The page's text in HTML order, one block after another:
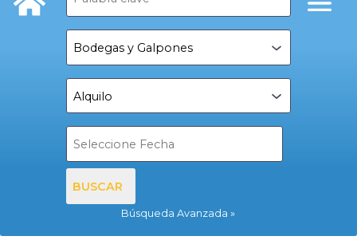
BUSCAR
Búsqueda Avanzada